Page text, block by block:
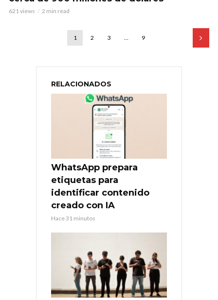
621 views 2 min read
1 2 3 … 9
RELACIONADOS
WhatsApp prepara
etiquetas para
identificar contenido
creado con IA
Hace 31 minutos